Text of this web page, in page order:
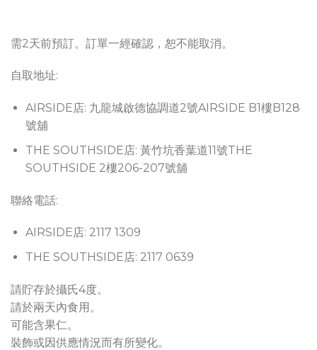
需2天前預訂。訂單一經確認，恕不能取消。
自取地址:
AIRSIDE店: 九龍城啟德協調道2號AIRSIDE B1樓B128
號舖
THE SOUTHSIDE店: 黃竹坑香葉道11號THE
SOUTHSIDE 2樓206-207號舖
聯絡電話:
AIRSIDE店: 2117 1309
THE SOUTHSIDE店: 2117 0639
請貯存於攝氏4度。
請於兩天內食用。
可能含果仁。
裝飾或因供應情況而有所變化。